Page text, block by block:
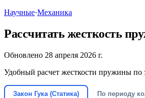
Научные·Механика
Рассчитать жесткость
Обновлено 28 апреля 2026 г.
Удобный расчет жесткости пружины по
Закон Гука (Статика) По периоду